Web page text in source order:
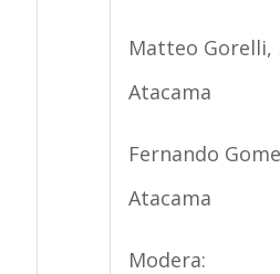
Matteo Gorelli,
Atacama
Fernando
Atacama
Modera: